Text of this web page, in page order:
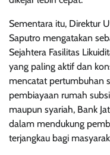
Sementara itu, Direktur
Saputro mengatakan
Sejahtera Fasilitas
yang paling aktif dan
mencatat pertumbuhan
pembiayaan rumah
maupun syariah, Bank
dalam mendukung
terjangkau bagi